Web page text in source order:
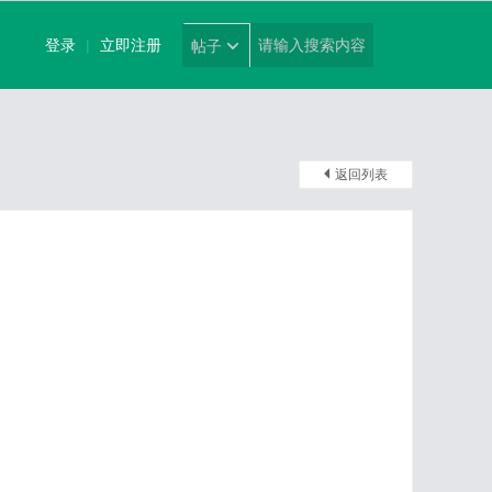
帖子
登录 | 立即注册
返回列表